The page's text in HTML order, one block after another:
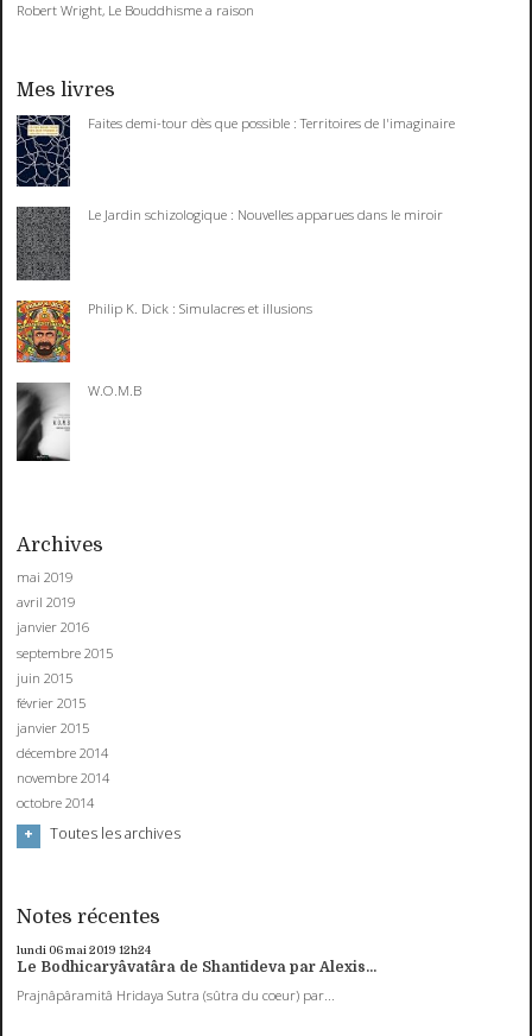
Robert Wright, Le Bouddhisme a raison
Mes livres
Faites demi-tour dès que possible : Territoires de l'imaginaire
Le Jardin schizologique : Nouvelles apparues dans le miroir
Philip K. Dick : Simulacres et illusions
W.O.M.B
Archives
mai 2019
avril 2019
janvier 2016
septembre 2015
juin 2015
février 2015
janvier 2015
décembre 2014
novembre 2014
octobre 2014
Toutes les archives
Notes récentes
lundi 06mai 2019 12h24
Le Bodhicaryâvatâra de Shantideva par Alexis...
Prajnâpâramitâ Hridaya Sutra (sûtra du coeur) par...